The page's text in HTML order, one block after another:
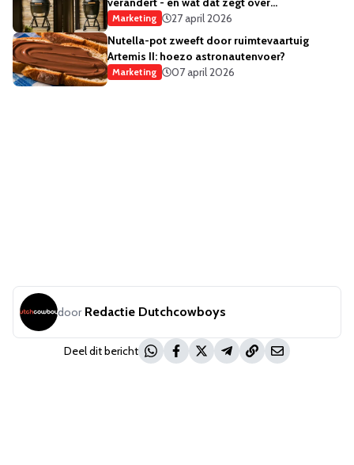
merkstrategie
Marketing
27 april 2026
Nutella-pot zweeft door ruimtevaartuig
Artemis II: hoezo astronautenvoer?
Marketing 07 april 2026
door Redactie Dutchcowboys
Deel dit bericht